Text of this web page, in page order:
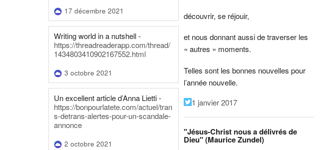
17 décembre 2021
Writing world in a nutshell -
https://threadreaderapp.com/thread/
1434803410902167552.html
3 octobre 2021
Un excellent article d’Anna Lietti -
https://bonpourlatete.com/actuel/tran
s-detrans-alertes-pour-un-scandale-
annonce
2 octobre 2021
découvrir, se réjouir,
et nous donnant aussi de traverser les
« autres » moments.
Telles sont les bonnes nouvelles pour
l’année nouvelle.
1 janvier 2017
"Jésus-Christ nous a délivrés de
Dieu" (Maurice Zundel)